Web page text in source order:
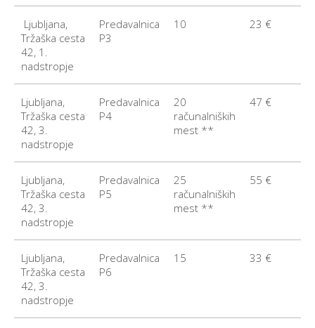
Ljubljana,
Tržaška cesta
42, 1.
nadstropje
Predavalnica
P3
10 23 €
Ljubljana,
Tržaška cesta
42, 3.
nadstropje
Predavalnica
P4
20
računalniških
mest **
47 €
Ljubljana,
Tržaška cesta
42, 3.
nadstropje
Predavalnica
P5
25
računalniških
mest **
55 €
Ljubljana,
Tržaška cesta
42, 3.
nadstropje
Predavalnica
P6
15 33 €